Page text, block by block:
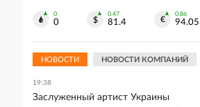
0
0
0.47
81.4
0.86
94.05
НОВОСТИ НОВОСТИ КОМПАНИЙ
19:41
домашним адресам продавцов
19:38
Заслуженный артист Украины